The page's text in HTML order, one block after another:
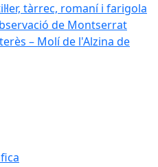
tàrrec, romaní i farigola
de Montserrat
– Molí de l'Alzina de